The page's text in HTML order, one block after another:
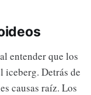
entender que los
iceberg. Detrás de
causas raíz. Los